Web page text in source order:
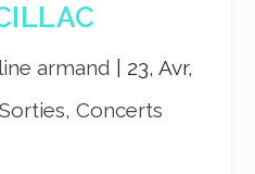
armand
23, Avr,
Concerts